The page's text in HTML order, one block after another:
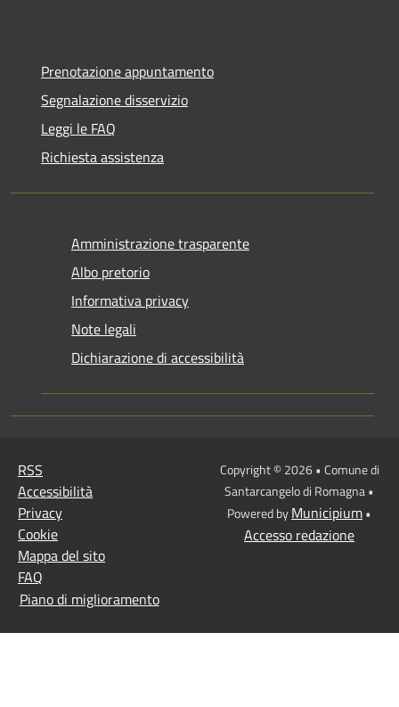
Prenotazione appuntamento
Segnalazione disservizio
Leggi le FAQ
Richiesta assistenza
Amministrazione trasparente
Albo pretorio
Informativa privacy
Note legali
Dichiarazione di accessibilità
RSS
Accessibilità
Privacy
Cookie
Mappa del sito
FAQ
Piano di miglioramento
Copyright © 2026 • Comune di
Santarcangelo di Romagna •
Powered byMunicipium•
Accesso redazione